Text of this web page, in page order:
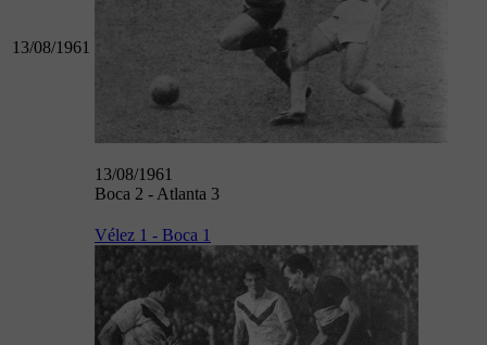
13/08/1961
13/08/1961
Boca 2 - Atlanta 3
Vélez 1 - Boca 1